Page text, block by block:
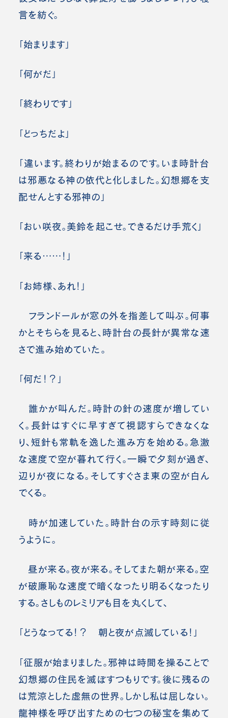
言を紡ぐ。
「始まります」
「何がだ」
「終わりです」
「どっちだよ」
「違います。終わりが始まるのです。いま時計台
は邪悪なる神の依代と化しました。幻想郷を支
配せんとする邪神の」
「おい咲夜。美鈴を起こせ。できるだけ手荒く」
「来る……！」
「お姉様、あれ！」
フランドールが窓の外を指差して叫ぶ。何事
かとそちらを見ると、時計台の長針が異常な速
さで進み始めていた。
「何だ！？」
誰かが叫んだ。時計の針の速度が増してい
く。長針はすぐに早すぎて視認すらできなくな
り、短針も常軌を逸した進み方を始める。急激
な速度で空が暮れて行く。一瞬で夕刻が過ぎ、
辺りが夜になる。そしてすぐさま東の空が白ん
でくる。
時が加速していた。時計台の示す時刻に従
うように。
昼が来る。夜が来る。そしてまた朝が来る。空
が破廉恥な速度で暗くなったり明るくなったり
する。さしものレミリアも目を丸くして、
「どうなってる！？ 朝と夜が点滅している！」
「征服が始まりました。邪神は時間を操ることで
幻想郷の住民を滅ぼすつもりです。後に残るの
は荒涼とした虚無の世界。しかし私は屈しない。
龍神様を呼び出すための七つの秘宝を集めて